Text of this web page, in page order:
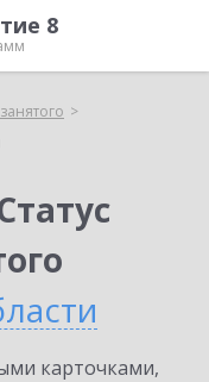
8
карточками,